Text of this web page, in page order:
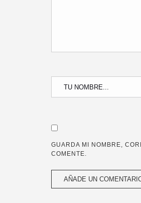
GUARDA MI NOMBRE,
COMENTE.